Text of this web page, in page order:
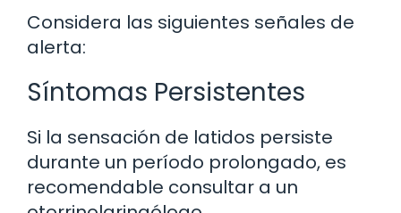
Considera las siguientes señales de
alerta:
Síntomas Persistentes
Si la sensación de latidos persiste
durante un período prolongado, es
recomendable consultar a un